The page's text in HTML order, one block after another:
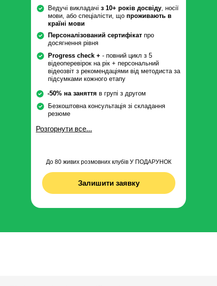
Персоналізований сертифікат про
досягнення рівня
Ведучі викладачі з 10+ років досвіду , носії
мови, або спеціалісти, що проживають в
країні мови
Безкоштовна консультація зі складання
резюме
-50% на заняття в групі з другом
Progress check + - повний цикл з 5
відеоперевірок на рік + персональний
відеозвіт з рекомендаціями від методиста за
підсумками кожного етапу
До 80 живих розмовних клубів У ПОДАРУНОК
Залишити заявку
Розгорнути все...